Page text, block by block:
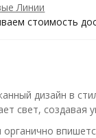
Линии
стоимость
дизайн в
свет, создавая